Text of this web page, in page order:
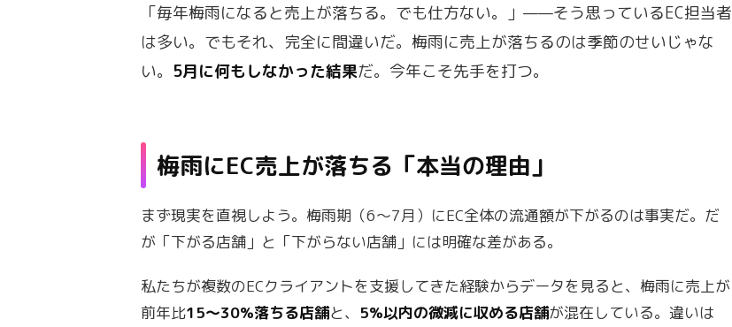
「毎年梅雨になると売上が落ちる。でも仕方ない。」——そう思っているEC担当者
は多い。でもそれ、完全に間違いだ。梅雨に売上が落ちるのは季節のせいじゃな
い。 5月に何もしなかった結果だ。今年こそ先手を打つ。
梅雨にEC売上が落ちる「本当の理由」
まず現実を直視しよう。梅雨期（6〜7月）にEC全体の流通額が下がるのは事実だ。だ
が「下がる店舗」と「下がらない店舗」には明確な差がある。
私たちが複数のECクライアントを支援してきた経験からデータを見ると、梅雨に売上が
前年比15〜30%落ちる店舗と、 5%以内の微減に収める店舗が混在している。違いは